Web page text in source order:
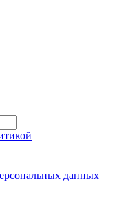
данных